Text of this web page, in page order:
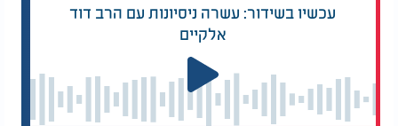
עכשיו בשידור: עשרה ניסיונות עם הרב דוד
אלקיים